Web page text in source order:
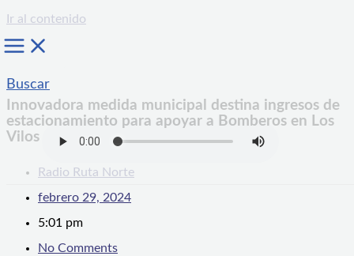
Ir al contenido
Buscar
Innovadora medida municipal destina ingresos de
estacionamiento para apoyar a Bomberos en Los
Vilos
Radio Ruta Norte
febrero 29, 2024
5:01 pm
No Comments